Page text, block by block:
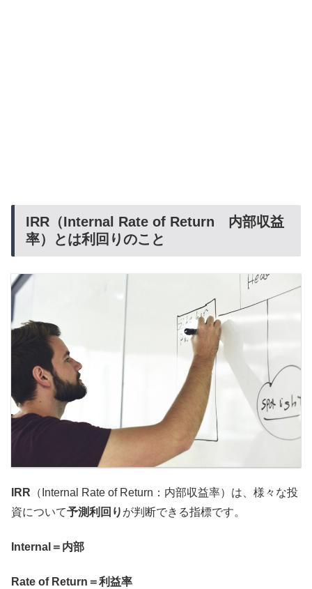
IRR（Internal Rate of Return 内部収益
率）とは利回りのこと
IRR （Internal Rate of Return：内部収益率）は、様々な投
資について予測利回り が判断できる指標です。
Internal＝内部
Rate of Return＝利益率